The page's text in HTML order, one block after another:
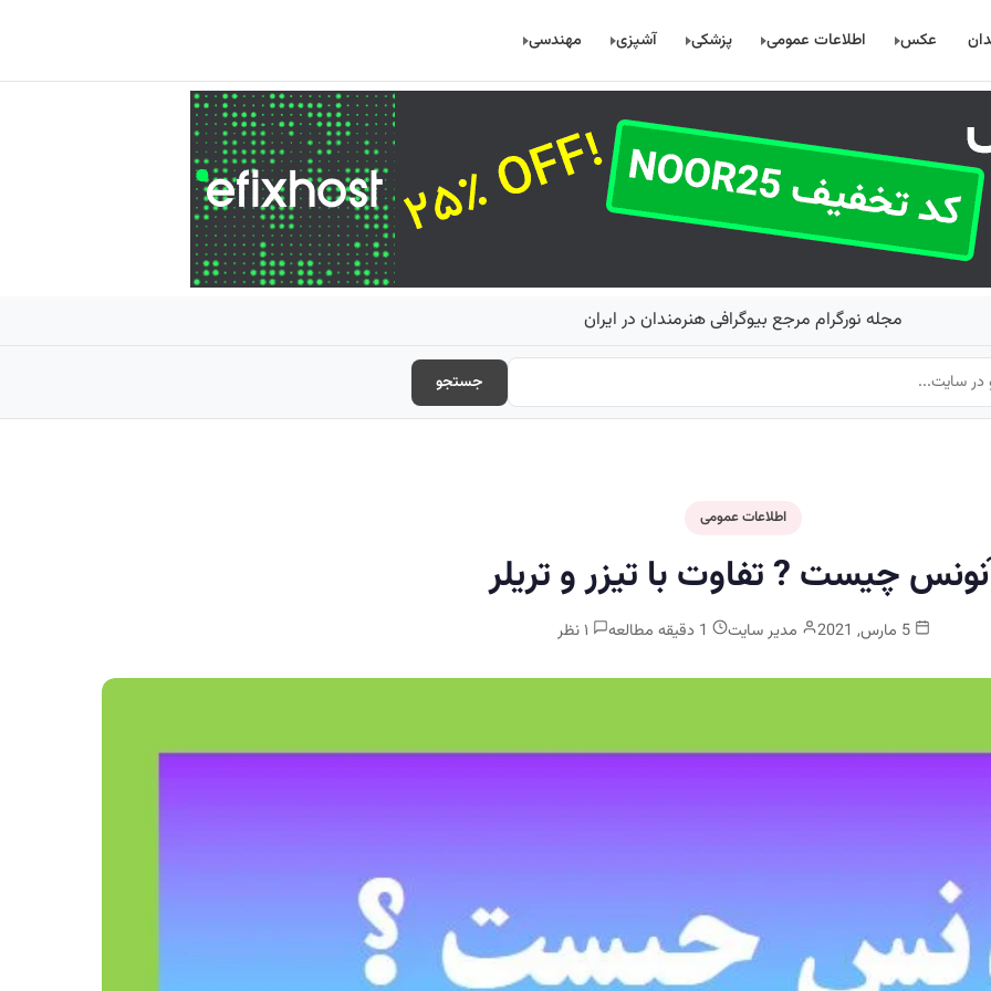
عکس اطلاعات عمومی پزشکی آشپزی مهندسی
مجله نورگرام مرجع بیوگرافی هنرمندان در ایران
جستجو
اطلاعات عمومی
چیست ? تفاوت با تیزر و تریلر
5 مارس, 2021 مدیر سایت